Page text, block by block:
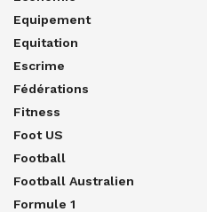
Equipement
Equitation
Escrime
Fédérations
Fitness
Foot US
Football
Football Australien
Formule 1